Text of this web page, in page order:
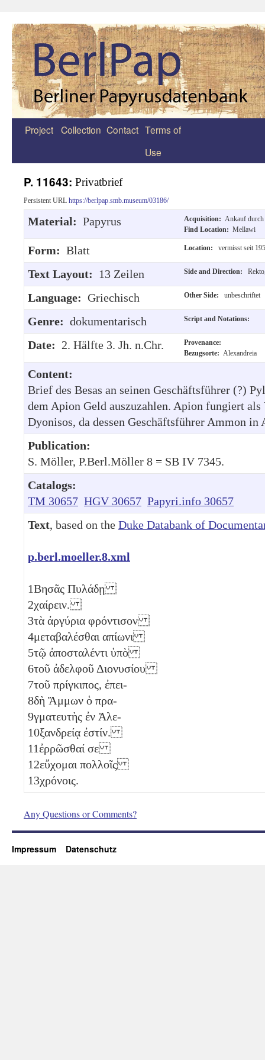
Zum
Project Collection Contact Terms of
Use
P. 11643: Privatbrief
Persistent URL https://berlpap.smb.museum/03186/
Material: Papyrus Acquisition: Ankauf
Find Location: Mellawi
Form: Blatt Location: vermisst seit
Text Layout: 13 Zeilen Side and Direction:
Language: Griechisch Other Side: unbeschriftet
Genre: dokumentarisch Script and Notations:
Date: 2. Hälfte 3. Jh. n.Chr.
Provenance:
Bezugsorte: Alexandreia
Content:
Brief des Besas an seinen Geschäftsführer (?)
dem Apion Geld auszuzahlen. Apion fungiert als
Dyonisos, da dessen Geschäftsführer Ammon
Publication:
S. Möller, P.Berl.Möller 8 = SB IV 7345.
Catalogs:
TM 30657 HGV 30657 Papyri.info 30657
Text, based on the Duke Databank of
p.berl.moeller.8.xml
1Βησᾶς Πυλάδῃ
2χαίρειν.
3τὰ ἀργύρια φρόντισον
4μεταβαλέσθαι απίωνι
5τῷ ἀποσταλέντι ὑπὸ
6τοῦ ἀδελφοῦ Διονυσίου
7τοῦ πρίγκιπος, ἐπει-
8δὴ Ἄμμων ὁ πρα-
9γματευτὴς ἐν Ἀλε-
10ξανδρείᾳ ἐστίν.
11ἐρρῶσθαί σε
12εὔχομαι πολλοῖς
13χρόνοις.
Any Questions or Comments?
Impressum Datenschutz